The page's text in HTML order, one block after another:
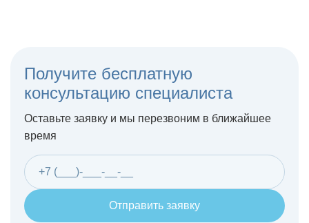
Получите бесплатную
консультацию специалиста
Оставьте заявку и мы перезвоним в ближайшее
время
Отправить заявку